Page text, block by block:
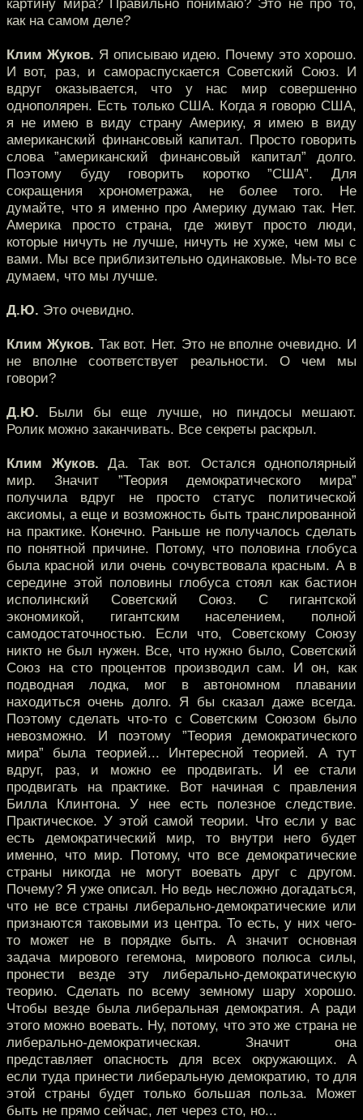
картину мира? Правильно понимаю? Это не про то,
как на самом деле?
Клим Жуков. Я описываю идею. Почему это хорошо.
И вот, раз, и самораспускается Советский Союз. И
вдруг оказывается, что у нас мир совершенно
однополярен. Есть только США. Когда я говорю США,
я не имею в виду страну Америку, я имею в виду
американский финансовый капитал. Просто говорить
слова ”американский финансовый капитал” долго.
Поэтому буду говорить коротко ”США”. Для
сокращения хронометража, не более того. Не
думайте, что я именно про Америку думаю так. Нет.
Америка просто страна, где живут просто люди,
которые ничуть не лучше, ничуть не хуже, чем мы с
вами. Мы все приблизительно одинаковые. Мы-то все
думаем, что мы лучше.
Д.Ю. Это очевидно.
Клим Жуков. Так вот. Нет. Это не вполне очевидно. И
не вполне соответствует реальности. О чем мы
говори?
Д.Ю. Были бы еще лучше, но пиндосы мешают.
Ролик можно заканчивать. Все секреты раскрыл.
Клим Жуков. Да. Так вот. Остался однополярный
мир. Значит ”Теория демократического мира”
получила вдруг не просто статус политической
аксиомы, а еще и возможность быть транслированной
на практике. Конечно. Раньше не получалось сделать
по понятной причине. Потому, что половина глобуса
была красной или очень сочувствовала красным. А в
середине этой половины глобуса стоял как бастион
исполинский Советский Союз. С гигантской
экономикой, гигантским населением, полной
самодостаточностью. Если что, Советскому Союзу
никто не был нужен. Все, что нужно было, Советский
Союз на сто процентов производил сам. И он, как
подводная лодка, мог в автономном плавании
находиться очень долго. Я бы сказал даже всегда.
Поэтому сделать что-то с Советским Союзом было
невозможно. И поэтому ”Теория демократического
мира” была теорией... Интересной теорией. А тут
вдруг, раз, и можно ее продвигать. И ее стали
продвигать на практике. Вот начиная с правления
Билла Клинтона. У нее есть полезное следствие.
Практическое. У этой самой теории. Что если у вас
есть демократический мир, то внутри него будет
именно, что мир. Потому, что все демократические
страны никогда не могут воевать друг с другом.
Почему? Я уже описал. Но ведь несложно догадаться,
что не все страны либерально-демократические или
признаются таковыми из центра. То есть, у них чего-
то может не в порядке быть. А значит основная
задача мирового гегемона, мирового полюса силы,
пронести везде эту либерально-демократическую
теорию. Сделать по всему земному шару хорошо.
Чтобы везде была либеральная демократия. А ради
этого можно воевать. Ну, потому, что это же страна не
либерально-демократическая. Значит она
представляет опасность для всех окружающих. А
если туда принести либеральную демократию, то для
этой страны будет только большая польза. Может
быть не прямо сейчас, лет через сто, но...